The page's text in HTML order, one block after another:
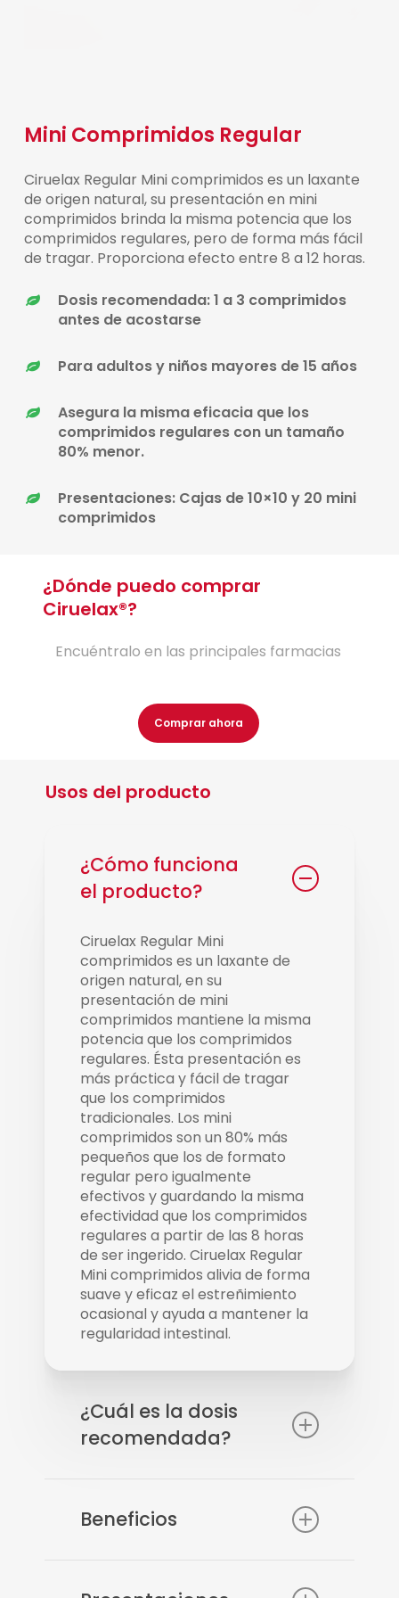
Mini Comprimidos Regular
Ciruelax Regular Mini comprimidos es un laxante
de origen natural, su presentación en mini
comprimidos brinda la misma potencia que los
comprimidos regulares, pero de forma más fácil
de tragar. Proporciona efecto entre 8 a 12 horas.
Dosis recomendada: 1 a 3 comprimidos
antes de acostarse
Para adultos y niños mayores de 15 años
Asegura la misma eficacia que los
comprimidos regulares con un tamaño
80% menor.
Presentaciones: Cajas de 10×10 y 20 mini
comprimidos
¿Dónde puedo comprar
Ciruelax®?
Encuéntralo en las principales farmacias
Comprar ahora
Usos del producto
¿Cómo funciona
el producto?
Ciruelax Regular Mini
comprimidos es un laxante de
origen natural, en su
presentación de mini
comprimidos mantiene la misma
potencia que los comprimidos
regulares. Ésta presentación es
más práctica y fácil de tragar
que los comprimidos
tradicionales. Los mini
comprimidos son un 80% más
pequeños que los de formato
regular pero igualmente
efectivos y guardando la misma
efectividad que los comprimidos
regulares a partir de las 8 horas
de ser ingerido. Ciruelax Regular
Mini comprimidos alivia de forma
suave y eficaz el estreñimiento
ocasional y ayuda a mantener la
regularidad intestinal.
¿Cuál es la dosis
recomendada?
años: tomar 1 a 3 comprimidos
recubiertos antes de acostarse
Beneficios